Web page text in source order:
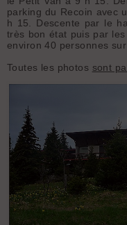
parking du Recoin avec
h 15. Descente par le
très bon état puis par
environ 40 personnes
Toutes les photos sont